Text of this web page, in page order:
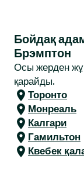
Бойдақ
Брэмптон
Осы жерден
қарайды.
Торонто
Монреаль
Калгари
Гамильтон
Квебек